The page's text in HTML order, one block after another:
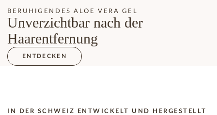
BERUHIGENDES ALOE VERA GEL
Unverzichtbar nach der
Haarentfernung
ENTDECKEN
IN DER SCHWEIZ ENTWICKELT UND HERGESTELLT